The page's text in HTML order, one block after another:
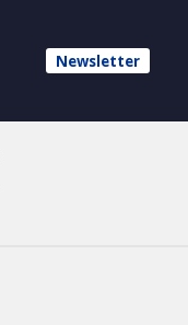
Newsletter